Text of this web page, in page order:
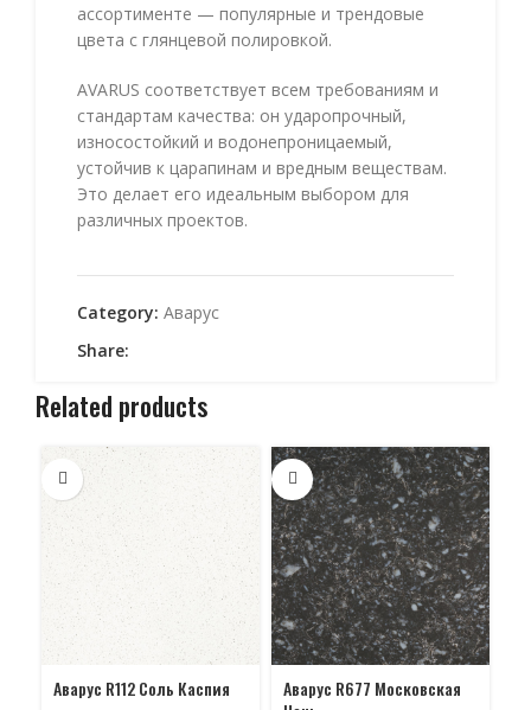
ассортименте — популярные и трендовые
цвета с глянцевой полировкой.
AVARUS соответствует всем требованиям и
стандартам качества: он ударопрочный,
износостойкий и водонепроницаемый,
устойчив к царапинам и вредным веществам.
Это делает его идеальным выбором для
различных проектов.
Category: Аварус
Share:
Related products
Аварус R112 Соль Каспия
Аварус R677 Московская